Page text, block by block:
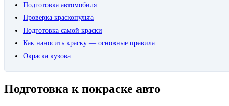
Подготовка автомобиля
Проверка краскопульта
Подготовка самой краски
Как наносить краску — основные правила
Окраска кузова
Подготовка к покраске авто